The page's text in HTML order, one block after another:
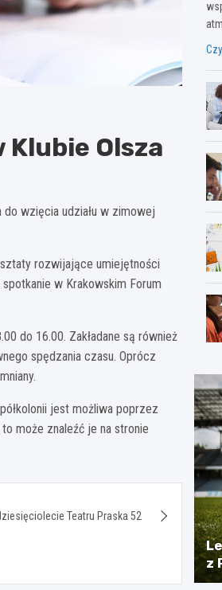
Olsza
do wzięcia udziału w zimowej
rozwijające umiejętności
w Krakowskim Forum
do 16.00. Zakładane są również
spędzania czasu. Oprócz
jest możliwa poprzez
może znaleźć je na stronie
Teatru Praska 52
z